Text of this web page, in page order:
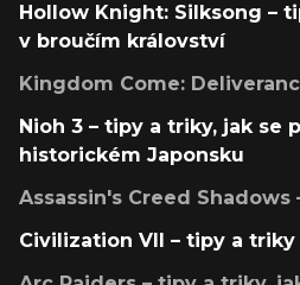
Hollow Knight: Silksong –
v broučím království
Kingdom Come:
Nioh 3 – tipy a triky, jak se
historickém Japonsku
Assassin's Creed Shadows
Civilization VII – tipy a triky